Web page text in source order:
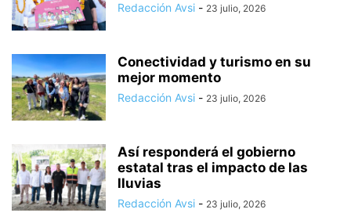
Redacción Avsi - 23 julio, 2026
Conectividad y turismo en su
mejor momento
Redacción Avsi - 23 julio, 2026
Así responderá el gobierno
estatal tras el impacto de las
lluvias
Redacción Avsi - 23 julio, 2026